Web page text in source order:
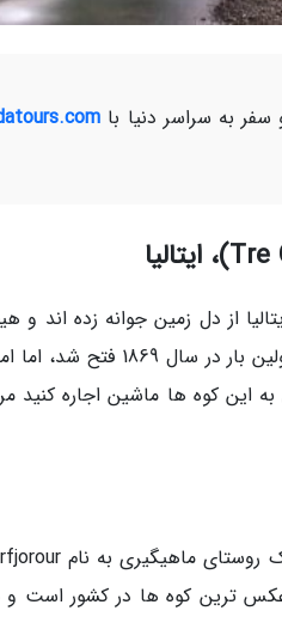
به سراسر دنیا با
از دل زمین جوانه زده اند و
وجود ندارد. بلندترین قله 9836 فوت
این کوه ها ماشین اجاره